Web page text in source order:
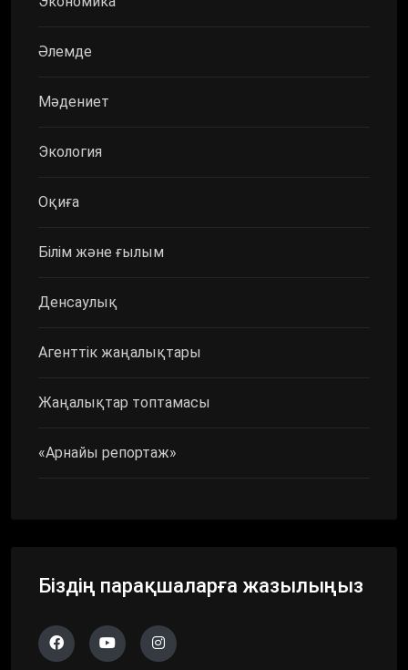
Әлемде
Мәдениет
Экология
Оқиға
Білім және ғылым
Денсаулық
Агенттік жаңалықтары
Жаңалықтар топтамасы
«Арнайы репортаж»
Біздің парақшаларға жазылыңыз